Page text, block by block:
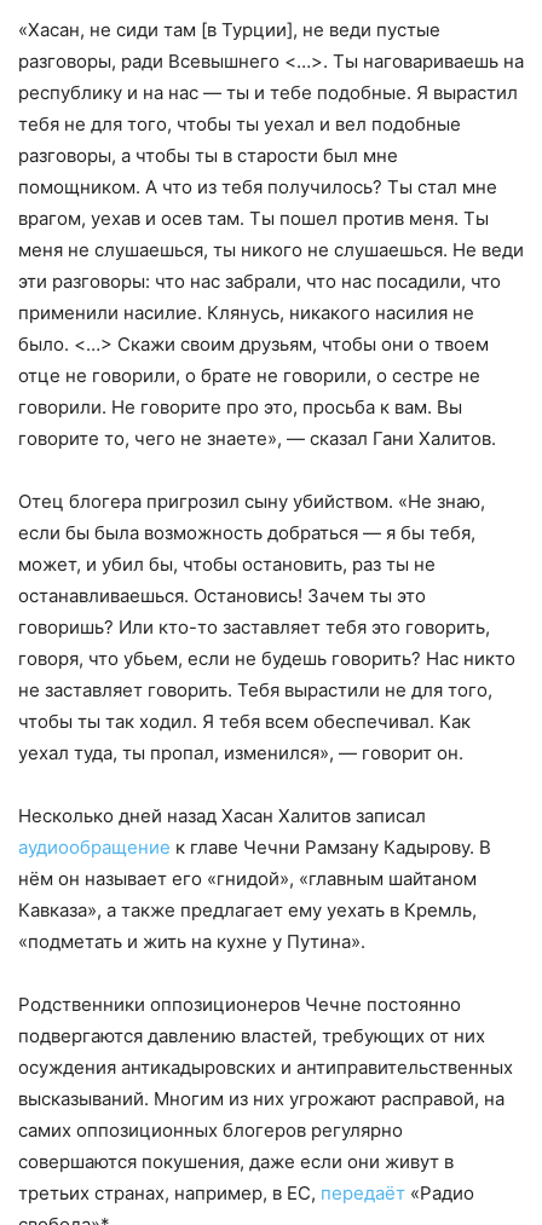
«Хасан, не сиди там [в Турции], не веди пустые
разговоры, ради Всевышнего <…>. Ты наговариваешь на
республику и на нас — ты и тебе подобные. Я вырастил
тебя не для того, чтобы ты уехал и вел подобные
разговоры, а чтобы ты в старости был мне
помощником. А что из тебя получилось? Ты стал мне
врагом, уехав и осев там. Ты пошел против меня. Ты
меня не слушаешься, ты никого не слушаешься. Не веди
эти разговоры: что нас забрали, что нас посадили, что
применили насилие. Клянусь, никакого насилия не
было. <…> Скажи своим друзьям, чтобы они о твоем
отце не говорили, о брате не говорили, о сестре не
говорили. Не говорите про это, просьба к вам. Вы
говорите то, чего не знаете», — сказал Гани Халитов.
Отец блогера пригрозил сыну убийством. «Не знаю,
если бы была возможность добраться — я бы тебя,
может, и убил бы, чтобы остановить, раз ты не
останавливаешься. Остановись! Зачем ты это
говоришь? Или кто-то заставляет тебя это говорить,
говоря, что убьем, если не будешь говорить? Нас никто
не заставляет говорить. Тебя вырастили не для того,
чтобы ты так ходил. Я тебя всем обеспечивал. Как
уехал туда, ты пропал, изменился», — говорит он.
Несколько дней назад Хасан Халитов записал
аудиообращение к главе Чечни Рамзану Кадырову. В
нём он называет его «гнидой», «главным шайтаном
Кавказа», а также предлагает ему уехать в Кремль,
«подметать и жить на кухне у Путина».
Родственники оппозиционеров Чечне постоянно
подвергаются давлению властей, требующих от них
осуждения антикадыровских и антиправительственных
высказываний. Многим из них угрожают расправой, на
самих оппозиционных блогеров регулярно
совершаются покушения, даже если они живут в
третьих странах, например, в ЕС, передаёт «Радио